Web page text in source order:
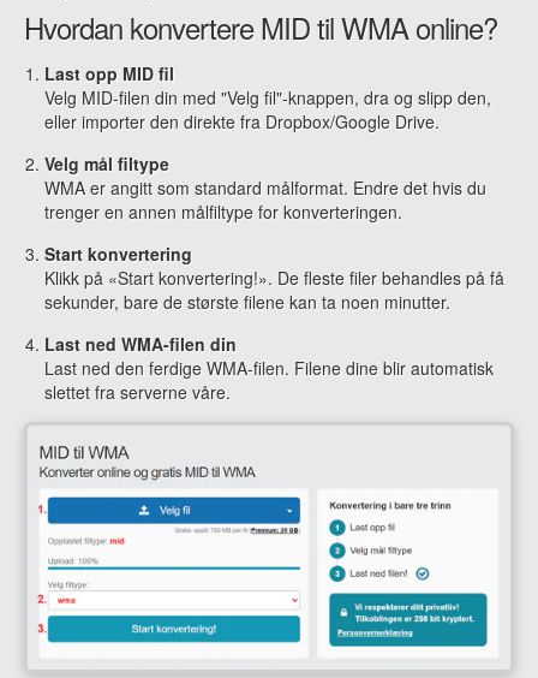
Hvordan konvertere MID til WMA online?
Last opp MID fil
Velg MID-filen din med "Velg fil"-knappen, dra og slipp den,
eller importer den direkte fra Dropbox/Google Drive.
Velg mål filtype
WMA er angitt som standard målformat. Endre det hvis du
trenger en annen målfiltype for konverteringen.
Start konvertering
Klikk på «Start konvertering!». De fleste filer behandles på få
sekunder, bare de største filene kan ta noen minutter.
Last ned WMA-filen din
Last ned den ferdige WMA-filen. Filene dine blir automatisk
slettet fra serverne våre.